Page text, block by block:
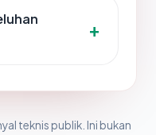
teknis publik. Ini bukan